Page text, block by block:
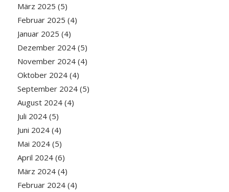
März 2025 (5)
Februar 2025 (4)
Januar 2025 (4)
Dezember 2024(5)
November 2024(4)
Oktober 2024(4)
September 2024(5)
August 2024(4)
Juli 2024(5)
Juni 2024(4)
Mai 2024(5)
April 2024(6)
März 2024(4)
Februar 2024(4)